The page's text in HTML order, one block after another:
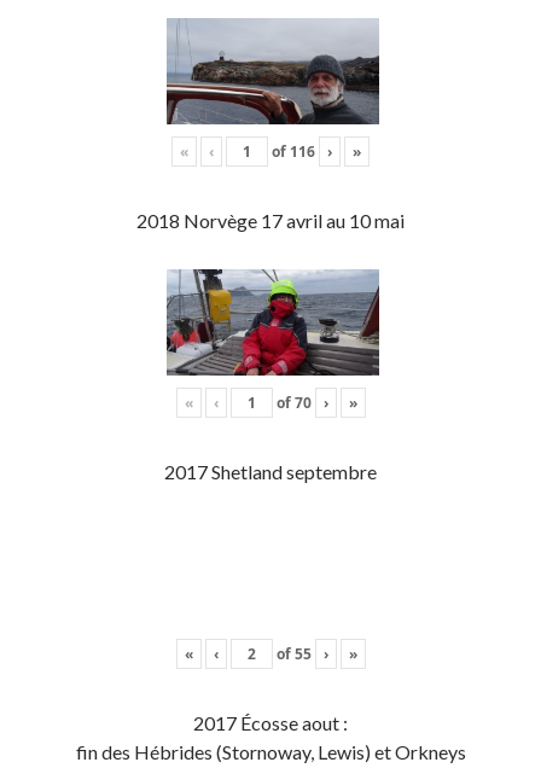
« ‹ of 116 › »
2018 Norvège 17 avril au 10 mai
« ‹ of70 › »
2017 Shetland septembre
« ‹ of55 › »
2017 Écosse aout :
fin des Hébrides (Stornoway, Lewis) et Orkneys